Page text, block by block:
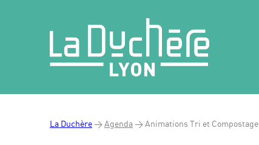
La Duchère>Agenda >Animations Tri et Compostage